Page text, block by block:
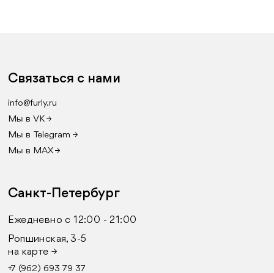
Связаться с нами
info@furly.ru
Мы в VK →
Мы в Telegram →
Мы в MAX →
Санкт-Петербург
Ежедневно с 12:00 - 21:00
Ропшинская, 3-5
на карте →
+7 (962) 693 79 37